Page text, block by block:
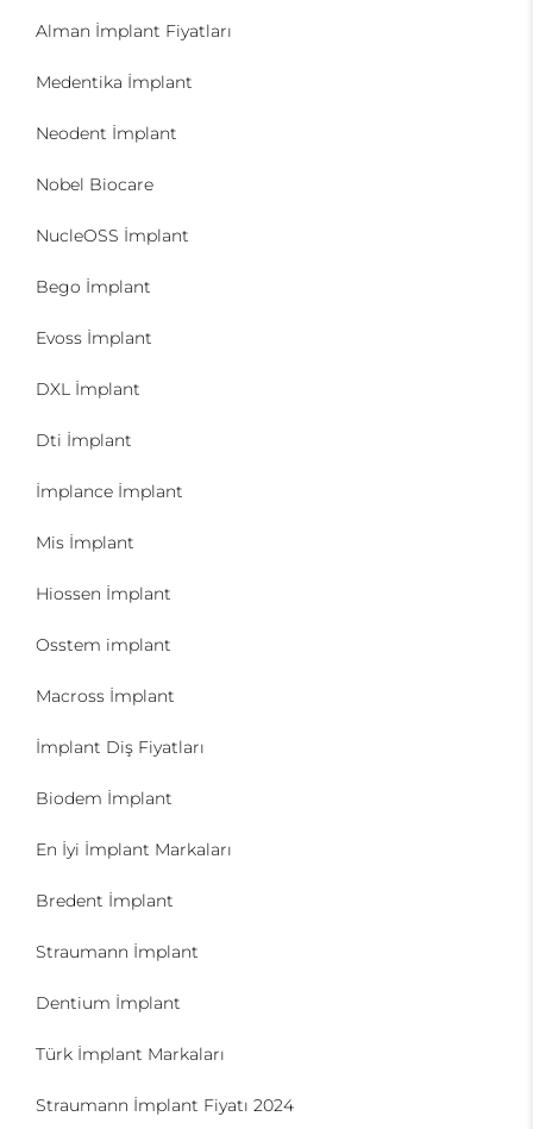
Alman İmplant Fiyatları
Medentika İmplant
Neodent İmplant
Nobel Biocare
NucleOSS İmplant
Bego İmplant
Evoss İmplant
DXL İmplant
Dti İmplant
İmplance İmplant
Mis İmplant
Hiossen İmplant
Osstem implant
Macross İmplant
İmplant Diş Fiyatları
Biodem İmplant
En İyi İmplant Markaları
Bredent İmplant
Straumann İmplant
Dentium İmplant
Türk İmplant Markaları
Straumann İmplant Fiyatı 2024